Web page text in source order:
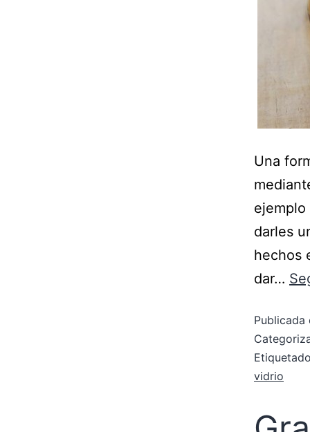
Una
darles
hechos
dar…
vidrio